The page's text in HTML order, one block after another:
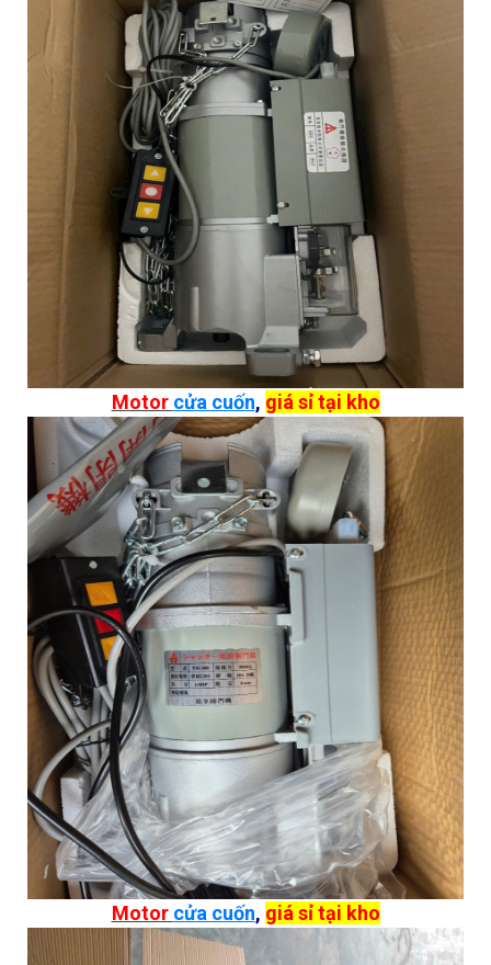
Motor cửa cuốn, giá sỉ tại kho
Motor cửa cuốn, giá sỉ tại kho